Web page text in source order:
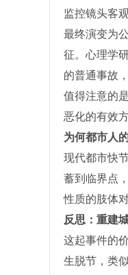
监控镜头客
最终演变为
征。心理学
的普通事故
值得注意的
恶化的有效
为何都市人
现代都市快
蓄到临界点
性质的肢体
反思：重建
这起事件的
生脱节，类